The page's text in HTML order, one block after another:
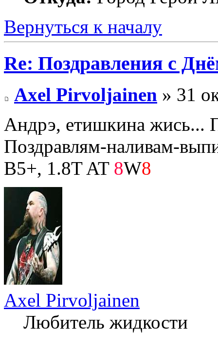
Вернуться к началу
Re: Поздравления с
Axel Pirvoljainen » 31
Андрэ, етишкина жись...
Поздравлям-наливам-
B5+, 1.8T AT 8W8
Axel Pirvoljainen
Любитель жидкости